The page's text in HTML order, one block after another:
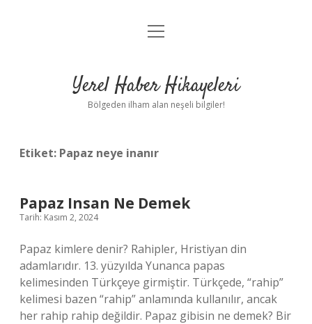
Anasayfa
Yasal Uyarı
menüyü
Yerel Haber Hikayeleri
Bölgeden ilham alan neşeli bilgiler!
Etiket: Papaz neye inanır
Papaz Insan Ne Demek
Tarih: Kasım 2, 2024
Papaz kimlere denir? Rahipler, Hristiyan din
adamlarıdır. 13. yüzyılda Yunanca papas
kelimesinden Türkçeye girmiştir. Türkçede, “rahip”
kelimesi bazen “rahip” anlamında kullanılır, ancak
her rahip rahip değildir. Papaz gibisin ne demek? Bir